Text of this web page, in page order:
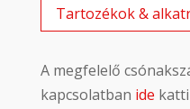
Tartozékok &
A megfelelő
kapcsolatban ide